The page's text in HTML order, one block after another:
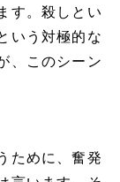
す。殺しとい
いう対極的な
、このシーン
ために、奮発